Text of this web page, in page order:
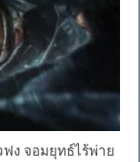
ง จอมยุทธ์ไร้พ่าย